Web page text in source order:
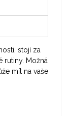
stojí za
rutiny. Možná
mít na vaše